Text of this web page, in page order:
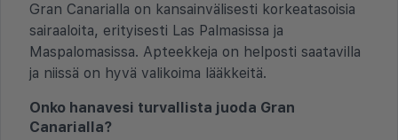
Gran Canarialla on kansainvälisesti korkeatasoisia
sairaaloita, erityisesti Las Palmasissa ja
Maspalomasissa. Apteekkeja on helposti saatavilla
ja niissä on hyvä valikoima lääkkeitä.
Onko hanavesi turvallista juoda Gran
Canarialla?